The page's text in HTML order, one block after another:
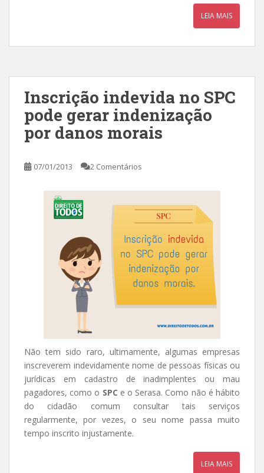
LEIA MAIS
Inscrição indevida no SPC
pode gerar indenização
por danos morais
07/01/2013 2 Comentários
Não tem sido raro, ultimamente, algumas empresas
inscreverem indevidamente nome de pessoas físicas ou
jurídicas em cadastro de inadimplentes ou mau
pagadores, como o SPC e o Serasa. Como não é hábito
do cidadão comum consultar tais serviços
regularmente, por vezes, o seu nome passa muito
tempo inscrito injustamente.
LEIA MAIS